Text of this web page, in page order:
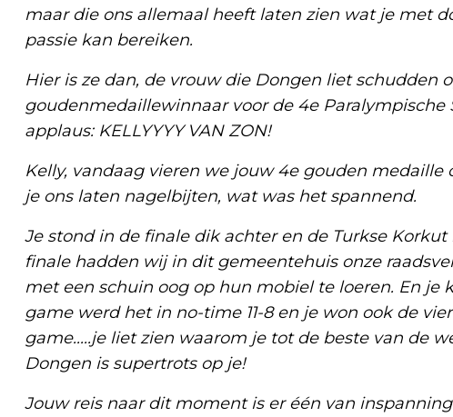
maar die ons allemaal heeft laten zien wat je met
passie kan bereiken.
Hier is ze dan, de vrouw die Dongen liet schudden
goudenmedaillewinnaar voor de 4e Paralympische
applaus: KELLYYYY VAN ZON!
Kelly, vandaag vieren we jouw 4e gouden medaille
je ons laten nagelbijten, wat was het spannend.
Je stond in de finale dik achter en de Turkse
finale hadden wij in dit gemeentehuis onze
met een schuin oog op hun mobiel te loeren. En je
game werd het in no-time 11-8 en je won ook de
game.....je liet zien waarom je tot de beste van de
Dongen is supertrots op je!
Jouw reis naar dit moment is er één van